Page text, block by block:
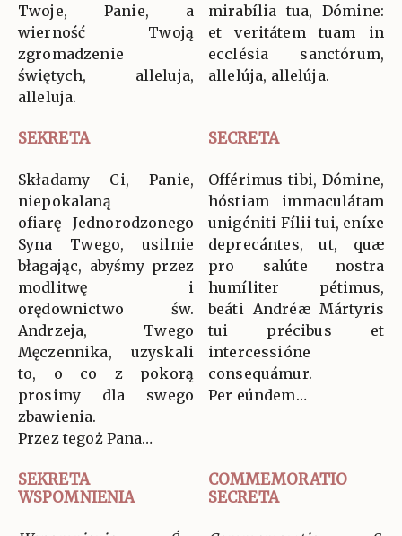
Twoje, Panie, a
wierność Twoją
zgromadzenie
świętych, alleluja,
alleluja.
mirabília tua, Dómine:
et veritátem tuam in
ecclésia sanctórum,
allelúja, allelúja.
SEKRETA SECRETA
Składamy Ci, Panie,
niepokalaną
ofiarę Jednorodzonego
Syna Twego, usilnie
błagając, abyśmy przez
modlitwę i
orędownictwo św.
Andrzeja, Twego
Męczennika, uzyskali
to, o co z pokorą
prosimy dla swego
zbawienia.
Przez tegoż Pana…
Offérimus tibi, Dómine,
hóstiam immaculátam
unigéniti Fílii tui, eníxe
deprecántes, ut, quæ
pro salúte nostra
humíliter pétimus,
beáti Andréæ Mártyris
tui précibus et
intercessióne
consequámur.
Per eúndem…
SEKRETA
WSPOMNIENIA
COMMEMORATIO
SECRETA